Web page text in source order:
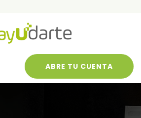
ABRE TU CUENTA